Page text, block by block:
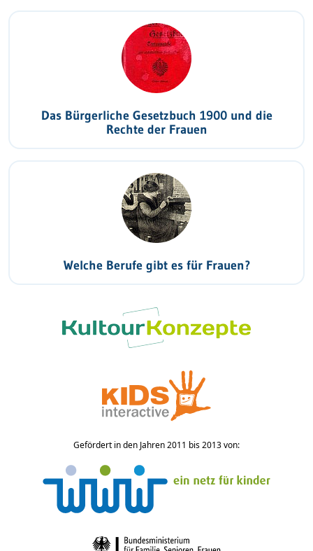
Das Bürgerliche Gesetzbuch 1900 und die
Rechte der Frauen
Welche Berufe gibt es für Frauen?
Gefördert in den Jahren 2011 bis 2013 von: